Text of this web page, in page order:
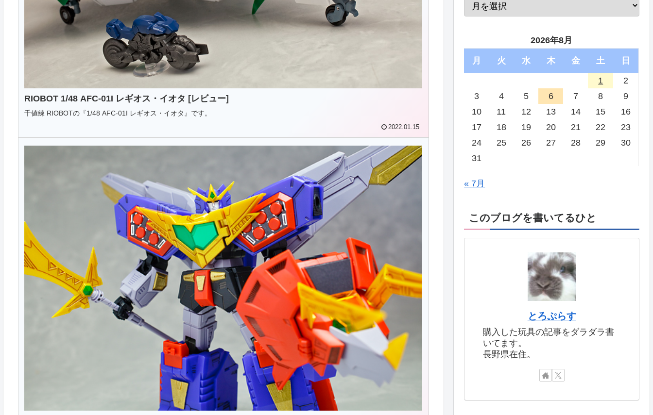
RIOBOT 1/48 AFC-01I レギオス・イオタ [レビュー]
千値練 RIOBOTの『1/48 AFC-01I レギオス・イオタ』です。
2022.01.15
2026年8月
月 火 水 木 金 土 日
1
2
3
4 5 6 7 8
9
10
11 12 13 14 15
16
17
18 19 20 21 22
23
24
25 26 27 28 29
30
31
« 7月
このブログを書いてるひと
とろぷらす
購入した玩具の記事をダラダラ書
いてます。
長野県在住。